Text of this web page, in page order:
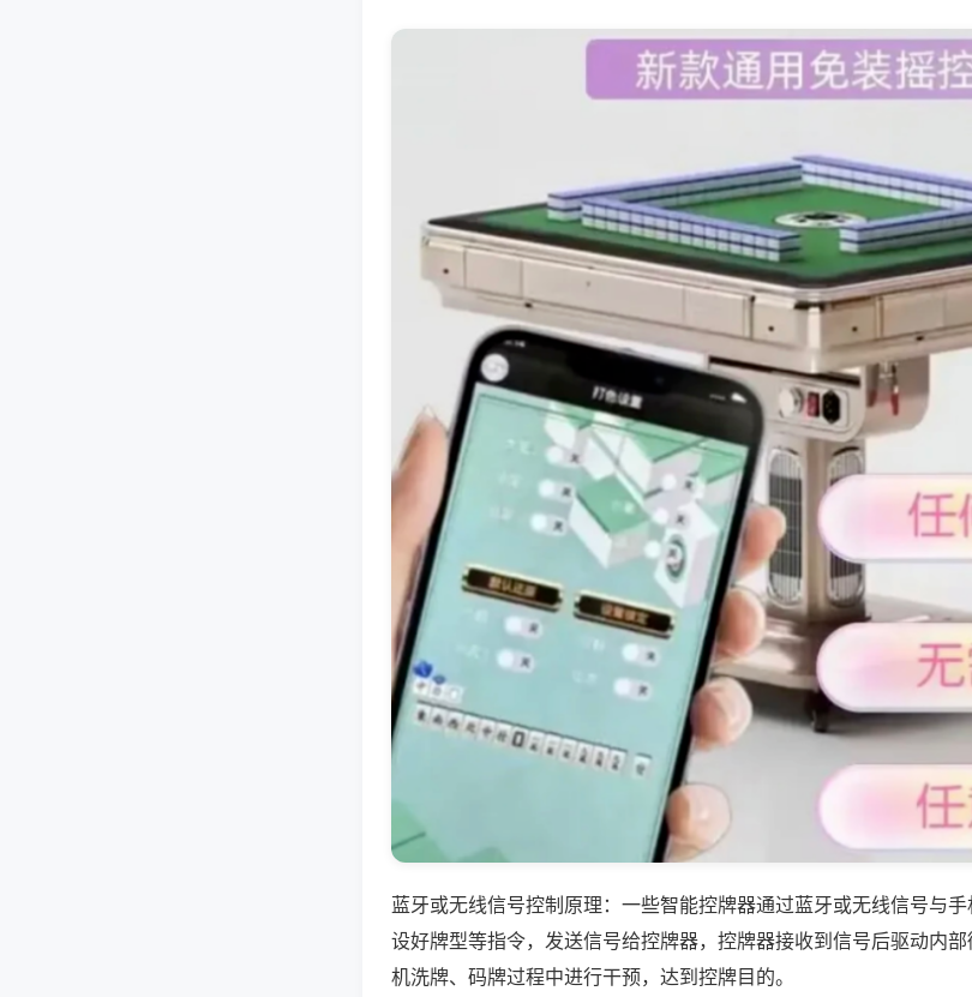
蓝牙或无线信号控制原理：一些智能控牌器通过蓝牙或无线信号与
设好牌型等指令，发送信号给控牌器，控牌器接收到信号后驱动内
机洗牌、码牌过程中进行干预，达到控牌目的。